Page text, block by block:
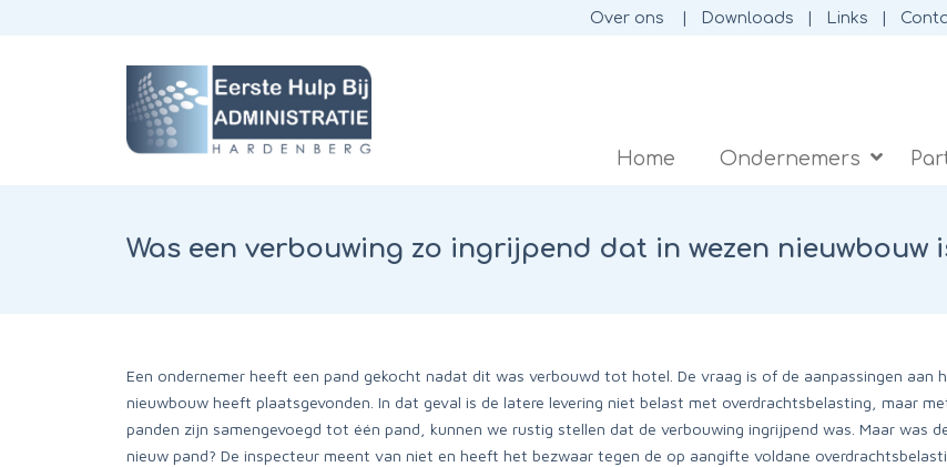
Over ons Downloads Links
Home Ondernemers
Was een verbouwing zo ingrijpend dat in wezen nieuwbouw
Een ondernemer heeft een pand gekocht nadat dit was verbouwd tot hotel. De vraag is of de aanpassingen aan
nieuwbouw heeft plaatsgevonden. In dat geval is de latere levering niet belast met overdrachtsbelasting, maar
panden zijn samengevoegd tot één pand, kunnen we rustig stellen dat de verbouwing ingrijpend was. Maar was
nieuw pand? De inspecteur meent van niet en heeft het bezwaar tegen de op aangifte voldane